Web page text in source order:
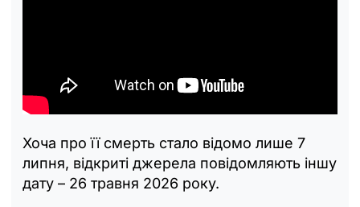
Хоча про її смерть стало відомо лише 7
липня, відкриті джерела повідомляють іншу
дату – 26 травня 2026 року.